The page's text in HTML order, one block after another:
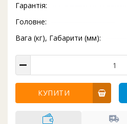
Гарантія:
Головне:
Вага (кг), Габарити (мм):
КУПИТИ